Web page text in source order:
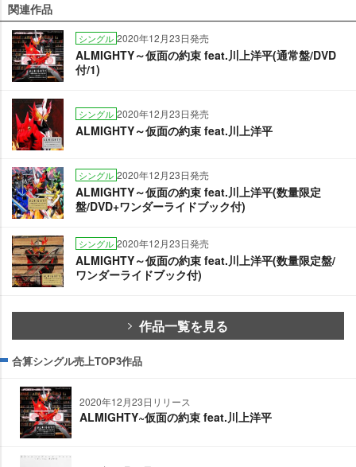
関連作品
シングル 2020年12月23日発売
ALMIGHTY～仮面の約束 feat.川上洋平(通常盤/DVD
付/1)
シングル 2020年12月23日発売
ALMIGHTY～仮面の約束 feat.川上洋平
シングル 2020年12月23日発売
ALMIGHTY～仮面の約束 feat.川上洋平(数量限定
盤/DVD+ワンダーライドブック付)
シングル 2020年12月23日発売
ALMIGHTY～仮面の約束 feat.川上洋平(数量限定盤/
ワンダーライドブック付)
作品一覧を見る
合算シングル売上TOP3作品
2020年12月23日リリース
ALMIGHTY~仮面の約束 feat.川上洋平